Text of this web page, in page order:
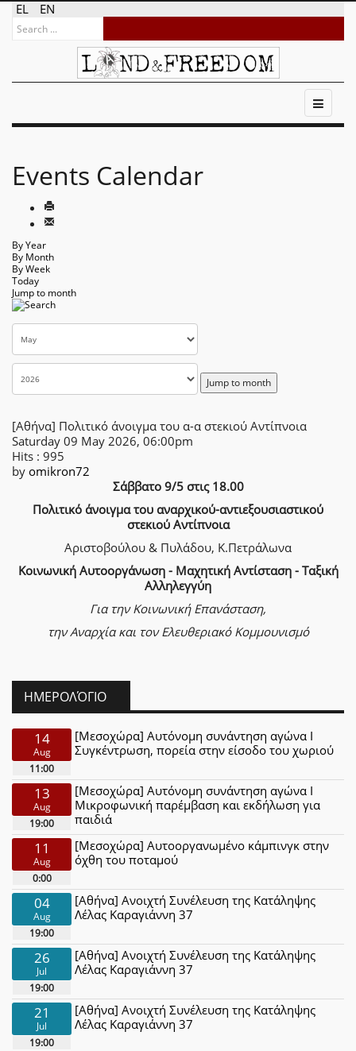
EL EN
Events Calendar
By Year
By Month
By Week
Today
Jump to month
Jump to month
[Αθήνα] Πολιτικό άνοιγμα του α-α στεκιού Αντίπνοια
Saturday 09 May 2026, 06:00pm
Hits : 995
by omikron72
Σάββατο 9/5 στις 18.00
Πολιτικό άνοιγμα του αναρχικού-αντιεξουσιαστικού
στεκιού Αντίπνοια
Αριστοβούλου & Πυλάδου, Κ.Πετράλωνα
Κοινωνική Αυτοοργάνωση - Μαχητική Αντίσταση - Ταξική
Αλληλεγγύη
Για την Κοινωνική Επανάσταση,
την Αναρχία και τον Ελευθεριακό Κομμουνισμό
ΗΜΕΡΟΛΌΓΙΟ
14
Aug
11:00
[Μεσοχώρα] Αυτόνομη συνάντηση αγώνα Ι
Συγκέντρωση, πορεία στην είσοδο του χωριού
13
Aug
19:00
[Μεσοχώρα] Αυτόνομη συνάντηση αγώνα Ι
Μικροφωνική παρέμβαση και εκδήλωση για
παιδιά
11
Aug
0:00
[Μεσοχώρα] Αυτοοργανωμένο κάμπινγκ στην
όχθη του ποταμού
04
Aug
19:00
[Αθήνα] Ανοιχτή Συνέλευση της Κατάληψης
Λέλας Καραγιάννη 37
26
Jul
19:00
[Αθήνα] Ανοιχτή Συνέλευση της Κατάληψης
Λέλας Καραγιάννη 37
21
Jul
19:00
[Αθήνα] Ανοιχτή Συνέλευση της Κατάληψης
Λέλας Καραγιάννη 37